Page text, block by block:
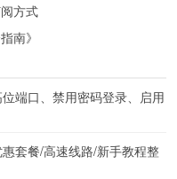
方式
南》
端口、禁用密码登录、启用
套餐/高速线路/新手教程整